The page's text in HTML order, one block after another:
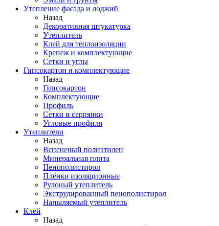
Утепление фасада и лоджий
Назад
Декоративная штукатурка
Утеплитель
Клей для теплоизоляции
Крепеж и комплектующие
Сетки и углы
Гипсокартон и комплектующие
Назад
Гипсокартон
Комплектующие
Профиль
Сетки и серпянки
Угловые профиля
Утеплители
Назад
Вспененый полиэтилен
Минеральная плита
Пенополистирол
Плёнки изоляционные
Рулоный утеплитель
Экструдированный пенополистирол
Напыляемый утеплитель
Клей
Назад